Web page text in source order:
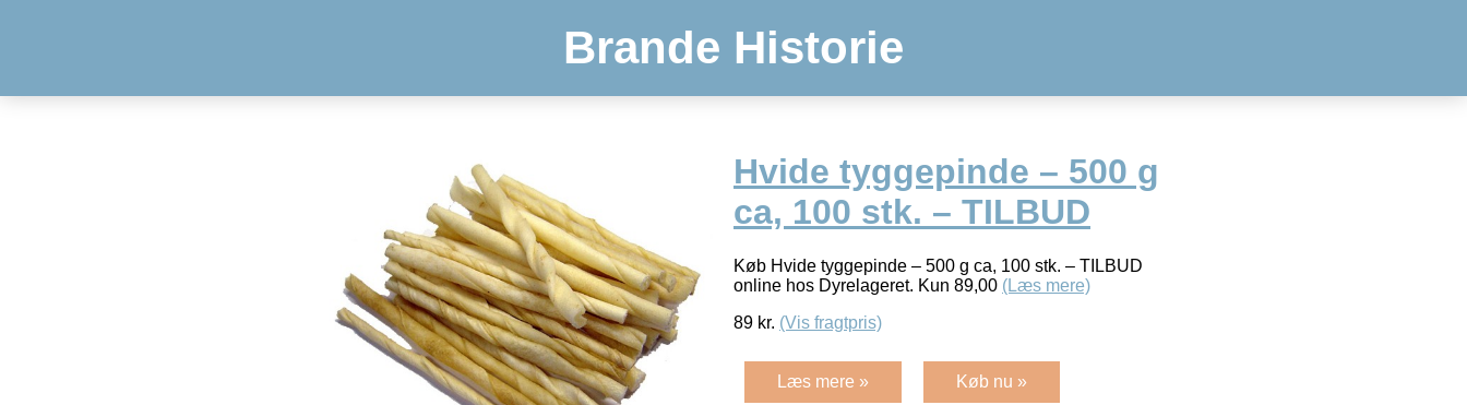
Brande Historie
Hvide tyggepinde – 500 g
ca, 100 stk. – TILBUD
Køb Hvide tyggepinde – 500 g ca, 100 stk. – TILBUD
online hos Dyrelageret. Kun 89,00 (Læs mere)
89 kr. (Vis fragtpris)
Læs mere » Køb nu »